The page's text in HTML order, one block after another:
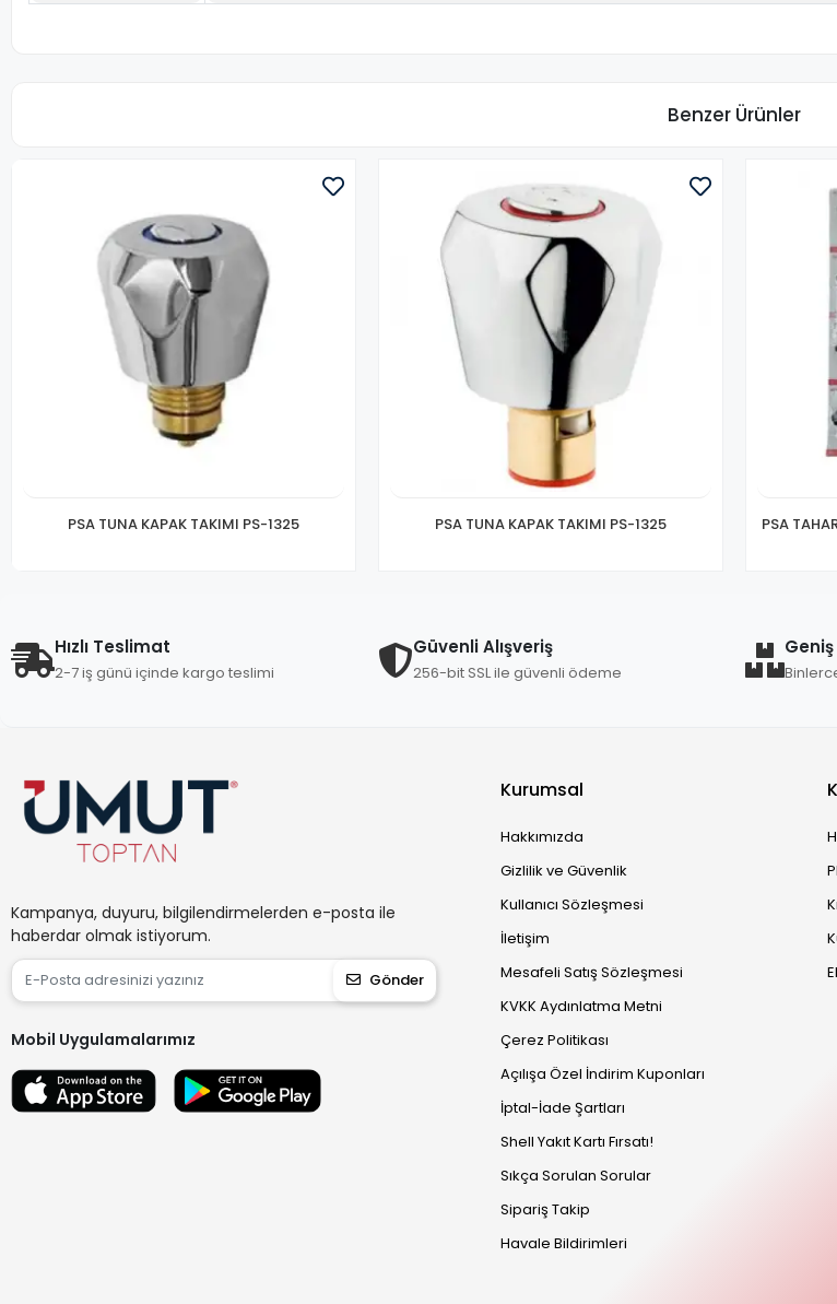
Benzer Ürünler
PSA TUNA KAPAK TAKIMI PS-1325 PSA TUNA KAPAK TAKIMI PS-1325
PSA
Hızlı Teslimat
2-7 iş günü içinde kargo teslimi
Güvenli Alışveriş
256-bit SSL ile güvenli ödeme
Kampanya, duyuru, bilgilendirmelerden e-posta ile
haberdar olmak istiyorum.
Gönder
Mobil Uygulamalarımız
Kurumsal
Hakkımızda
Gizlilik ve Güvenlik
Kullanıcı Sözleşmesi
İletişim
Mesafeli Satış Sözleşmesi
KVKK Aydınlatma Metni
Çerez Politikası
Açılışa Özel İndirim Kuponları
İptal-İade Şartları
Shell Yakıt Kartı Fırsatı!
Sıkça Sorulan Sorular
Sipariş Takip
Havale Bildirimleri